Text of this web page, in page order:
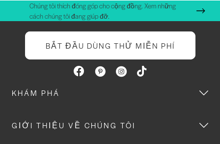
Chúng tôi thích đóng góp cho cộng đồng. Xem những
cách chúng tôi đang giúp đỡ.
BẮT ĐẦU DÙNG THỬ MIỄN PHÍ
KHÁM PHÁ
GIỚI THIỆU VỀ CHÚNG TÔI